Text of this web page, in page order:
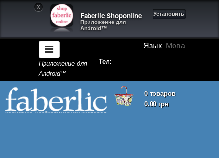
X
Faberlic Shoponline
Приложение для
Android™
Установить
Язык Мова
Приложение для
Android™
Тел:
0 товаров
0.00 грн
Корзина покупок пуста!